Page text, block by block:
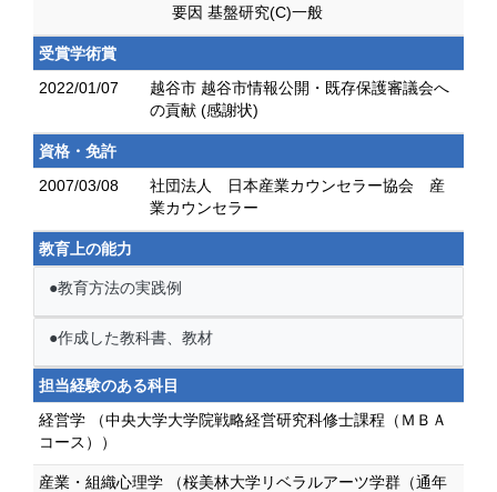
要因 基盤研究(C)一般
受賞学術賞
2022/01/07
越谷市 越谷市情報公開・既存保護審議会へ
の貢献 (感謝状)
資格・免許
2007/03/08
社団法人 日本産業カウンセラー協会 産
業カウンセラー
教育上の能力
●教育方法の実践例
●作成した教科書、教材
担当経験のある科目
経営学 （中央大学大学院戦略経営研究科修士課程（ＭＢＡ
コース））
産業・組織心理学 （桜美林大学リベラルアーツ学群（通年